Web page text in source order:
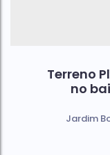
Terreno
no
Jardim